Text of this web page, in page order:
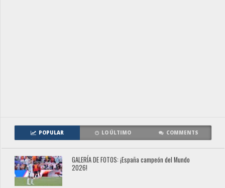
POPULAR LO ÚLTIMO COMMENTS
GALERÍA DE FOTOS: ¡España campeón del Mundo
2026!